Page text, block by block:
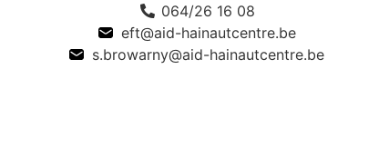
064/26 16 08
eft@aid-hainautcentre.be​
s.browarny@aid-hainautcentre.be​